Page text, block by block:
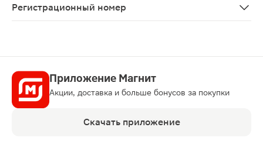
Регистрационный номер
Приложение Магнит
Акции, доставка и больше бонусов за покупки
Скачать приложение